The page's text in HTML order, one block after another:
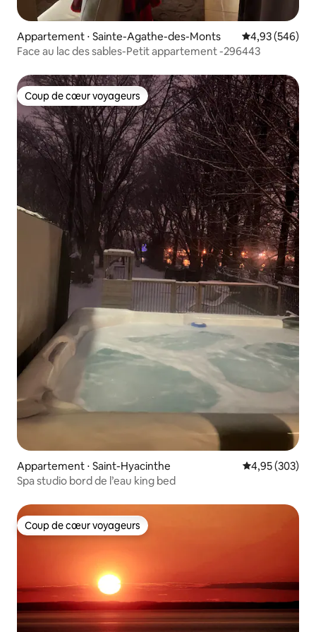
Appartement ⋅ Sainte-Agathe-des-Monts Évaluation
4,93 (546)
Face au lac des sables-Petit appartement -296443
Coup de cœur voyageurs
Coup de cœur voyageurs
Appartement ⋅ Saint-Hyacinthe Évaluation
4,95 (303)
Spa studio bord de l’eau king bed
Coup de cœur voyageurs
Coup de cœur voyageurs